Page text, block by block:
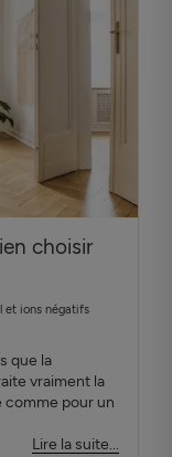
choisir
et ions négatifs
que la
vraiment la
comme pour un
Lire la suite...